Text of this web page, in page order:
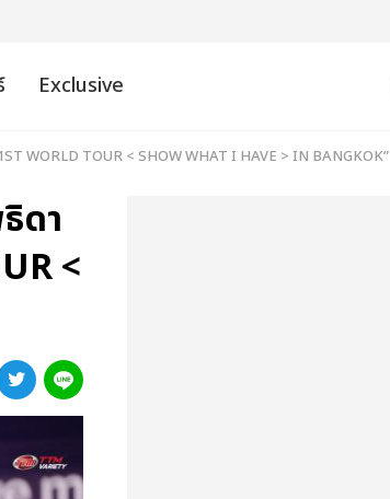
Exclusive
WORLD TOUR < SHOW WHAT I HAVE > IN BANGKOK”
ดา
<